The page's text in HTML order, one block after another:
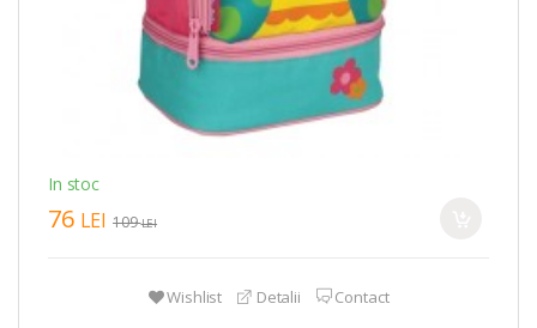
In stoc
76 LEI 109LEI
Wishlist Detalii Contact